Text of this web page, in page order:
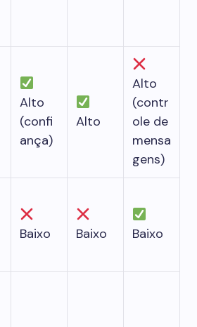
Alto
(confi
ança)
Alto
Alto
(contr
ole de
mensa
gens)
Baixo Baixo Baixo